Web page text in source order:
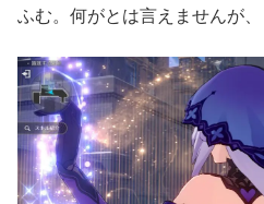
ふむ。何がとは言えませんが、